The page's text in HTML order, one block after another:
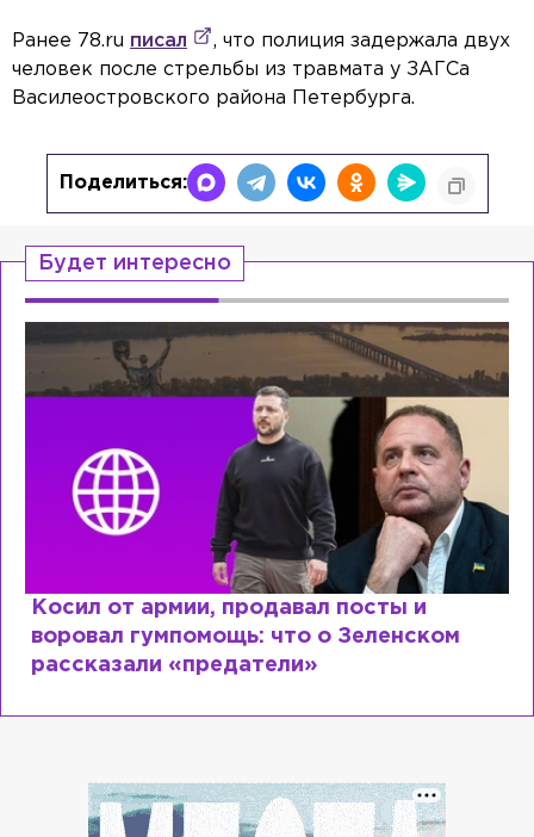
Ранее 78.ru писал
, что полиция задержала двух
человек после стрельбы из травмата у ЗАГСа
Василеостровского района Петербурга.
Поделиться:
Будет интересно
Косил от армии, продавал посты и
воровал гумпомощь: что о Зеленском
рассказали «предатели»